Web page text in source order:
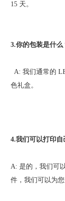
15 天。
3.你的包装是什么
A:我们通常的
色礼盒。
4.我们可以打印自
A:是的，我们可
件，我们可以为您